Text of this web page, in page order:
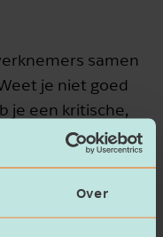
Over
samen
je niet goed
je een kritische,
graag met je
en/of
op die